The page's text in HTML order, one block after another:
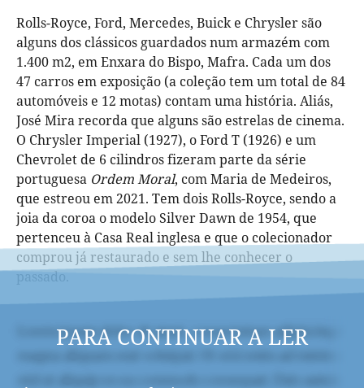
Rolls-Royce, Ford, Mercedes, Buick e Chrysler são
alguns dos clássicos guardados num armazém com
1.400 m2, em Enxara do Bispo, Mafra. Cada um dos
47 carros em exposição (a coleção tem um total de 84
automóveis e 12 motas) contam uma história. Aliás,
José Mira recorda que alguns são estrelas de cinema.
O Chrysler Imperial (1927), o Ford T (1926) e um
Chevrolet de 6 cilindros fizeram parte da série
portuguesa Ordem Moral, com Maria de Medeiros,
que estreou em 2021. Tem dois Rolls-Royce, sendo a
joia da coroa o modelo Silver Dawn de 1954, que
pertenceu à Casa Real inglesa e que o colecionador
comprou já restaurado e sem lhe conhecer o
passado.
PARA CONTINUAR A LER